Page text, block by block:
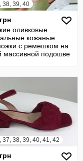
38, 39, 40
оливковые
кожаные
с ремешком на
массивной подошве
37, 38, 39, 40, 41, 42